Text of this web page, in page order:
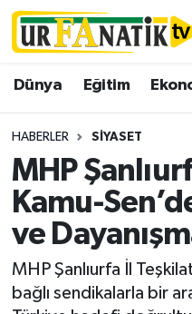
Dünya Eğitim
HABERLER SIYASET
MHP
Kamu-
ve
MHP Şanlıurfa İl
bağlı sendikalarla bir
Trafik Durumu
Süper Lig Puan
Tüm Manşetler
Son Dakika Haberleri
Haber Arşivi